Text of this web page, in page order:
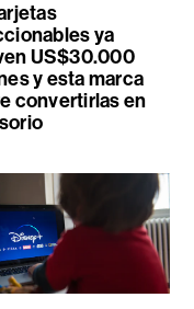
ya
US$30.000
y esta marca
convertirlas en